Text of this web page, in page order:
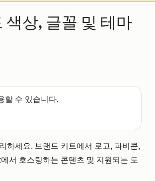
색상, 글꼴 및 테마
할 수 있습니다.
하세요. 브랜드 키트에서 로고, 파비콘,
서 호스팅하는 콘텐츠 및 지원되는 도